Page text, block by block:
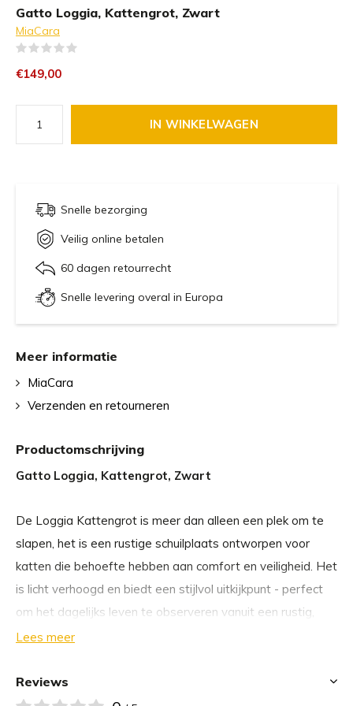
Gatto Loggia, Kattengrot, Zwart
MiaCara
€149,00
IN WINKELWAGEN
Snelle bezorging
Veilig online betalen
60 dagen retourrecht
Snelle levering overal in Europa
Productomschrijving
Gatto Loggia, Kattengrot, Zwart
De Loggia Kattengrot is meer dan alleen een plek om te
slapen, het is een rustige schuilplaats ontworpen voor
katten die behoefte hebben aan comfort en veiligheid. Het
is licht verhoogd en biedt een stijlvol uitkijkpunt - perfect
om het dagelijks leven te observeren vanuit een rustig,
beschut toevluchtsoord.
Deze kattengrot is vakkundig vervaardigd uit
gestructureerd vilt met een hoog wolgehalte en biedt een
Lees meer
Meer informatie
MiaCara
Verzenden en retourneren
Reviews